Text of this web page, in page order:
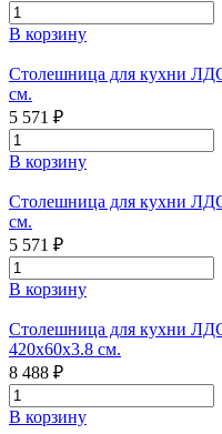
В корзину
Столешница для кухни
см.
5 571 ₽
В корзину
Столешница для кухни
см.
5 571 ₽
В корзину
Столешница для кухни
420х60х3.8 см.
8 488 ₽
В корзину